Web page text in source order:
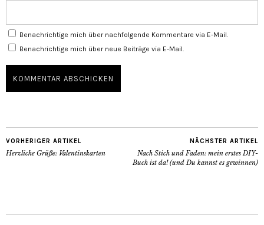
Benachrichtige mich über nachfolgende Kommentare via E-Mail.
Benachrichtige mich über neue Beiträge via E-Mail.
VORHERIGER ARTIKEL
Herzliche Grüße: Valentinskarten
NÄCHSTER ARTIKEL
Nach Stich und Faden: mein erstes DIY-
Buch ist da! (und Du kannst es gewinnen)